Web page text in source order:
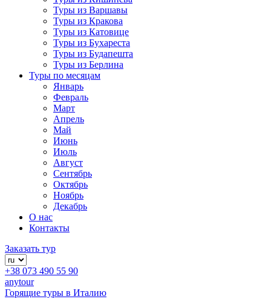
Туры из Варшавы
Туры из Кракова
Туры из Катовице
Туры из Бухареста
Туры из Будапешта
Туры из Берлина
Туры по месяцам
Январь
Февраль
Март
Апрель
Май
Июнь
Июль
Август
Сентябрь
Октябрь
Ноябрь
Декабрь
О нас
Контакты
Заказать тур
+38 073 490 55 90
anytour
Горящие туры в Италию